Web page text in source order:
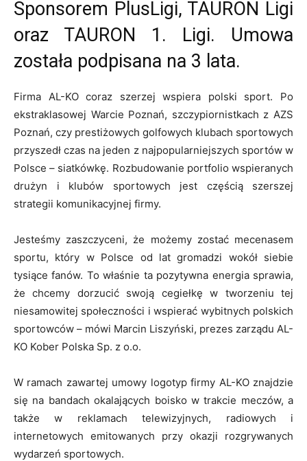
Sponsorem PlusLigi, TAURON Ligi
oraz TAURON 1. Ligi. Umowa
została podpisana na 3 lata.
Firma AL-KO coraz szerzej wspiera polski sport. Po
ekstraklasowej Warcie Poznań, szczypiornistkach z AZS
Poznań, czy prestiżowych golfowych klubach sportowych
przyszedł czas na jeden z najpopularniejszych sportów w
Polsce – siatkówkę. Rozbudowanie portfolio wspieranych
drużyn i klubów sportowych jest częścią szerszej
strategii komunikacyjnej firmy.
Jesteśmy zaszczyceni, że możemy zostać mecenasem
sportu, który w Polsce od lat gromadzi wokół siebie
tysiące fanów. To właśnie ta pozytywna energia sprawia,
że chcemy dorzucić swoją cegiełkę w tworzeniu tej
niesamowitej społeczności i wspierać wybitnych polskich
sportowców – mówi Marcin Liszyński, prezes zarządu AL-
KO Kober Polska Sp. z o.o.
W ramach zawartej umowy logotyp firmy AL-KO znajdzie
się na bandach okalających boisko w trakcie meczów, a
także w reklamach telewizyjnych, radiowych i
internetowych emitowanych przy okazji rozgrywanych
wydarzeń sportowych.